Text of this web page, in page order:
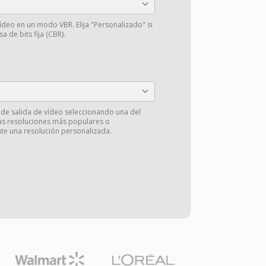
en un modo VBR. Elija "Personalizado" si
de bits fija (CBR).
salida de vídeo seleccionando una del
resoluciones más populares o
una resolución personalizada.